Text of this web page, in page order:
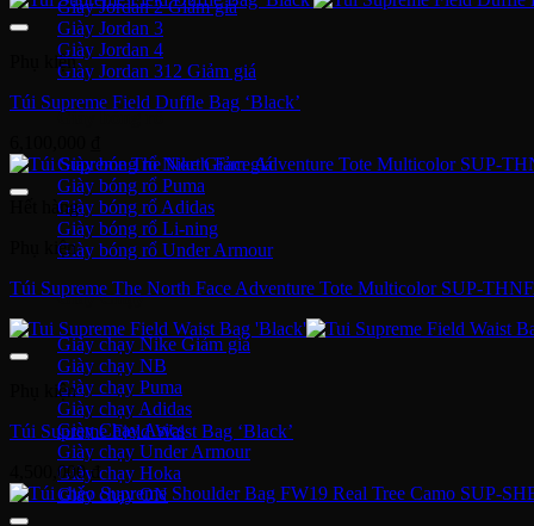
Giày Jordan 2
Giày Jordan 3
Giày Jordan 4
Giày Jordan 312
Giày bóng rổ
Giày bóng rổ Nike
Giày bóng rổ Puma
Giày bóng rổ Adidas
Giày bóng rổ Li-ning
Giày bóng rổ Under Armour
Giày Chạy
Giày chạy Nike
Giày chạy NB
Giày chạy Puma
Giày chạy Adidas
Giày Chạy Asics
Giày chạy Under Armour
Giày chạy Hoka
Giày chạy ON
Phụ kiện
Túi Supreme Field Duffle Bag ‘Black’
Hết hàng
Phụ kiện
Túi Supreme The North Face Adventure Tote Multicolor SUP-
Phụ kiện
Túi Supreme Field Waist Bag ‘Black’
4,500,000₫